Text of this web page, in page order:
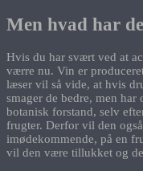
Men hvad har
Hvis du har svært ved at
værre nu. Vin er
læser vil så vide, at hvis
smager de bedre, men
botanisk forstand, selv
frugter. Derfor vil den
imødekommende, på en
vil den være tillukket og